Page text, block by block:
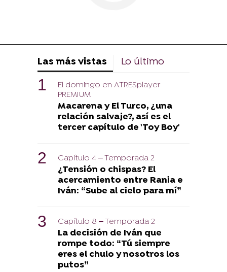
Las más vistas Lo último
El domingo en ATRESplayer
PREMIUM
Macarena y El Turco, ¿una
relación salvaje?, así es el
tercer capítulo de 'Toy Boy'
Capítulo 4 – Temporada 2
¿Tensión o chispas? El
acercamiento entre Rania e
Iván: “Sube al cielo para mí”
Capítulo 8 – Temporada 2
La decisión de Iván que
rompe todo: “Tú siempre
eres el chulo y nosotros los
putos”